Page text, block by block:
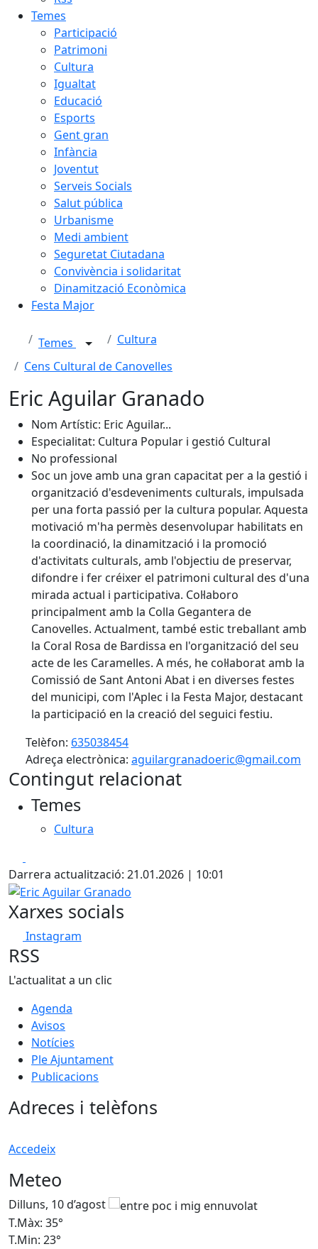
Temes
Participació
Patrimoni
Cultura
Igualtat
Educació
Esports
Gent gran
Infància
Joventut
Serveis Socials
Salut pública
Urbanisme
Medi ambient
Seguretat Ciutadana
Convivència i solidaritat
Dinamització Econòmica
Festa Major
Temes
Cultura
Cens Cultural de Canovelles
Eric Aguilar Granado
Nom Artístic: Eric Aguilar...
Especialitat: Cultura Popular i gestió Cultural
No professional
Soc un jove amb una gran capacitat per a la gestió i
organització d'esdeveniments culturals, impulsada
per una forta passió per la cultura popular. Aquesta
motivació m'ha permès desenvolupar habilitats en
la coordinació, la dinamització i la promoció
d'activitats culturals, amb l'objectiu de preservar,
difondre i fer créixer el patrimoni cultural des d'una
mirada actual i participativa. Col·laboro
principalment amb la Colla Gegantera de
Canovelles. Actualment, també estic treballant amb
la Coral Rosa de Bardissa en l'organització del seu
acte de les Caramelles. A més, he col·laborat amb la
Comissió de Sant Antoni Abat i en diverses festes
del municipi, com l'Aplec i la Festa Major, destacant
la participació en la creació del seguici festiu.
Telèfon: 635038454
Adreça electrònica: aguilargranadoeric@gmail.com
Contingut relacionat
Temes
Cultura
Darrera actualització: 21.01.2026 | 10:01
Eric Aguilar Granado
Xarxes socials
Instagram
RSS
L'actualitat a un clic
Agenda
Avisos
Notícies
Ple Ajuntament
Publicacions
Adreces i telèfons
Accedeix
Meteo
Dilluns, 10 d’agost
T.Màx: 35°
T.Min: 23°